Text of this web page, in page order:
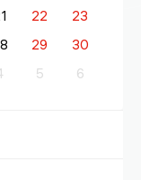
22
23
29
30
5 6